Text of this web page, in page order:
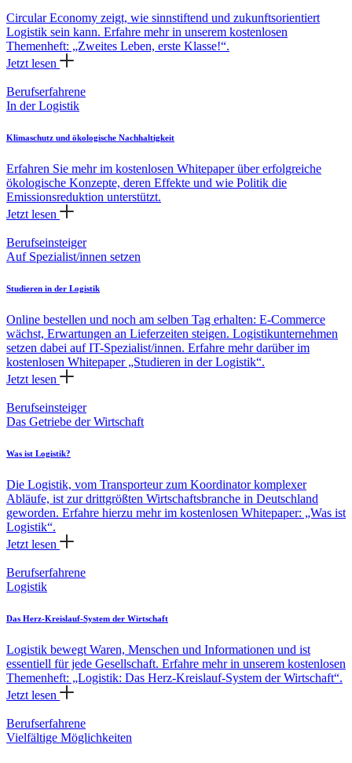
Circular Economy zeigt, wie sinnstiftend und zukunftsorientiert
Logistik sein kann. Erfahre mehr in unserem kostenlosen
Themenheft: „Zweites Leben, erste Klasse!“.
Jetzt lesen
Berufserfahrene
In der Logistik
Klimaschutz und ökologische Nachhaltigkeit
Erfahren Sie mehr im kostenlosen Whitepaper über erfolgreiche
ökologische Konzepte, deren Effekte und wie Politik die
Emissionsreduktion unterstützt.
Jetzt lesen
Berufseinsteiger
Auf Spezialist/innen setzen
Studieren in der Logistik
Online bestellen und noch am selben Tag erhalten: E-Commerce
wächst, Erwartungen an Lieferzeiten steigen. Logistikunternehmen
setzen dabei auf IT-Spezialist/innen. Erfahre mehr darüber im
kostenlosen Whitepaper „Studieren in der Logistik“.
Jetzt lesen
Berufseinsteiger
Das Getriebe der Wirtschaft
Was ist Logistik?
Die Logistik, vom Transporteur zum Koordinator komplexer
Abläufe, ist zur drittgrößten Wirtschaftsbranche in Deutschland
geworden. Erfahre hierzu mehr im kostenlosen Whitepaper: „Was ist
Logistik“.
Jetzt lesen
Berufserfahrene
Logistik
Das Herz-Kreislauf-System der Wirtschaft
Logistik bewegt Waren, Menschen und Informationen und ist
essentiell für jede Gesellschaft. Erfahre mehr in unserem kostenlosen
Themenheft: „Logistik: Das Herz-Kreislauf-System der Wirtschaft“.
Jetzt lesen
Berufserfahrene
Vielfältige Möglichkeiten